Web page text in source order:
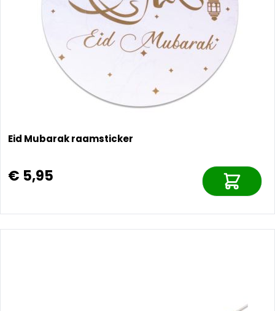
Eid Mubarak raamsticker
€ 5,95